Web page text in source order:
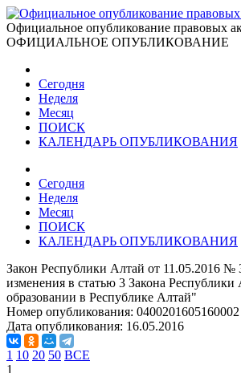
Официальное опубликование правовых
ОФИЦИАЛЬНОЕ ОПУБЛИКОВАНИЕ
Сегодня
Неделя
Месяц
ПОИСК
КАЛЕНДАРЬ ОПУБЛИКОВАНИЯ
Сегодня
Неделя
Месяц
ПОИСК
КАЛЕНДАРЬ ОПУБЛИКОВАНИЯ
Закон Республики Алтай от 11.05.2016
изменения в статью 3 Закона
образовании в Республике Алтай"
Номер опубликования: 0400201605160002
Дата опубликования: 16.05.2016
1 10 20 50 ВСЕ
1